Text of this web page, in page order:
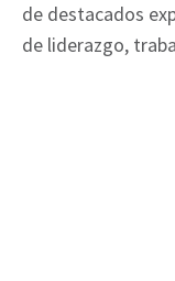
de destacados
de liderazgo,